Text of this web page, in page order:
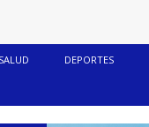
SALUD DEPORTES